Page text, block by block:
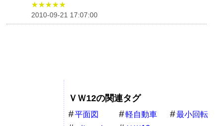
★★★★★
2010-09-21 17:07:00
ＶＷ12の関連タグ
平面図 軽自動車
最小回転